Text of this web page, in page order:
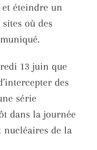
et éteindre un
où des
13 juin que
des
série
dans la journée
nucléaires de la